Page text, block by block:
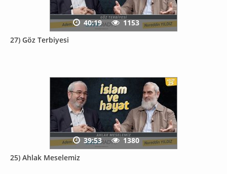
27) Göz Terbiyesi
40:19 1153
25) Ahlak Meselemiz
39:53 1380